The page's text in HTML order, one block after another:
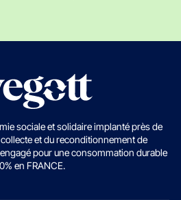
sociale et solidaire implanté près de
et du reconditionnement de
pour une consommation durable
en FRANCE.